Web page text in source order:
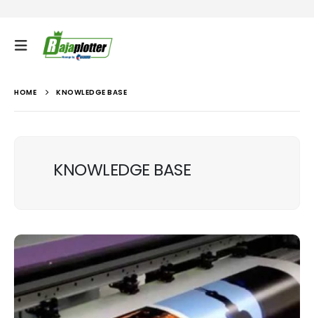
HOME KNOWLEDGE BASE
KNOWLEDGE BASE
Plotter
Plotter menggambar gambar diatas kertas